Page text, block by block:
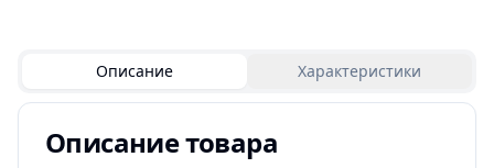
Описание Характеристики
Описание товара